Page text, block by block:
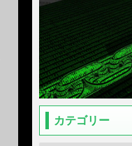
カテゴリー